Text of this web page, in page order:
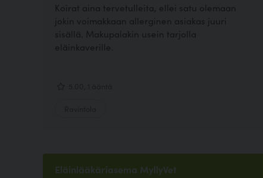
Koirat aina tervetulleita, ellei satu olemaan
jokin voimakkaan allerginen asiakas juuri
sisällä. Makupalakin usein tarjolla
eläinkaverille.
Eläinlääkäriasema MyllyVet